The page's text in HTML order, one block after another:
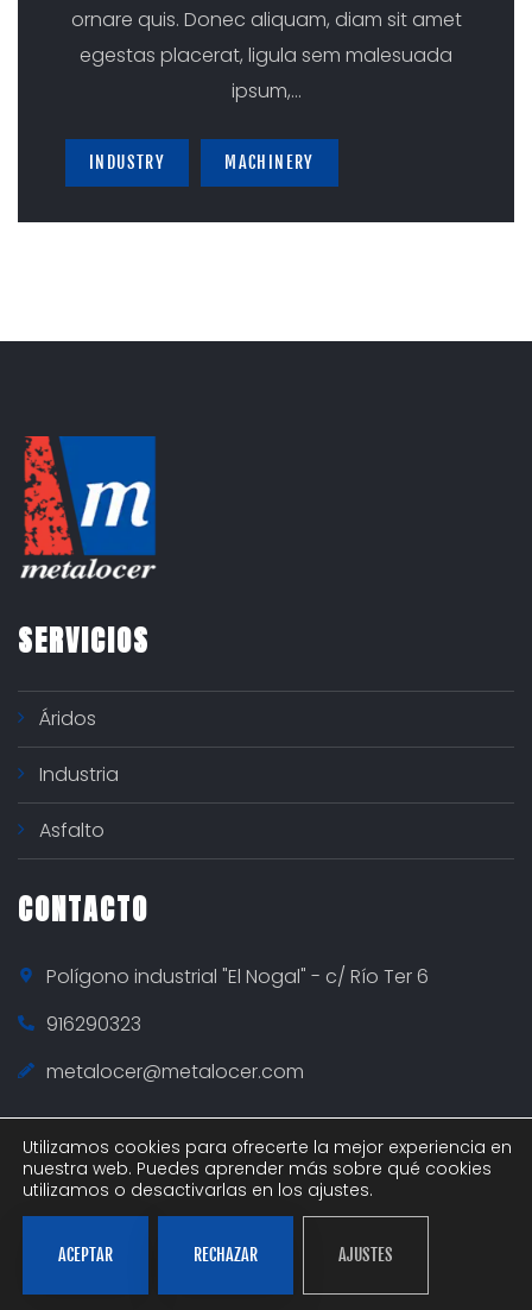
ornare quis. Donec aliquam, diam sit amet
egestas placerat, ligula sem malesuada
ipsum,…
INDUSTRY MACHINERY
SERVICIOS
Áridos
Industria
Asfalto
CONTACTO
Polígono industrial "El Nogal" - c/ Río Ter 6
916290323
metalocer@metalocer.com
Utilizamos cookies para ofrecerte la mejor experiencia en
nuestra web. Puedes aprender más sobre qué cookies
utilizamos o desactivarlas en los ajustes.
ACEPTAR RECHAZAR AJUSTES